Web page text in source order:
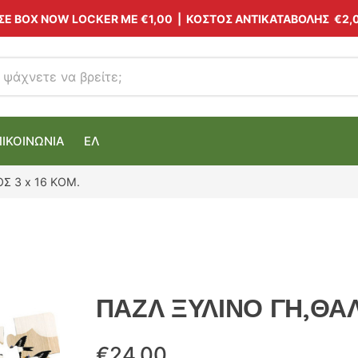
NOW LOCKER ΜΕ €1,00 | ΚΟΣΤΟΣ ΑΝΤΙΚΑΤΑΒΟΛΗΣ
ΕΛ
3 x 16 ΚΟΜ.
ΠΑΖΛ ΞΥΛΙΝΟ